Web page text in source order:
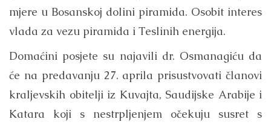
mjere u Bosanskoj dolini piramida. Osobit interes
vlada za vezu piramida i Teslinih energija.
Domaćini posjete su najavili dr. Osmanagiću da
će na predavanju 27. aprila prisustvovati članovi
kraljevskih obitelji iz Kuvajta, Saudijske Arabije i
Katara koji s nestrpljenjem očekuju susret s